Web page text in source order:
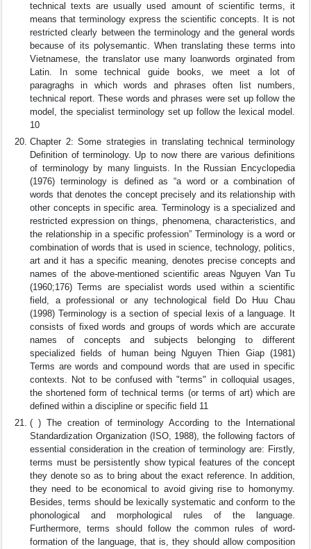
technical texts are usually used amount of scientific terms, it
means that terminology express the scientific concepts. It is not
restricted clearly between the terminology and the general words
because of its polysemantic. When translating these terms into
Vietnamese, the translator use many loanwords orginated from
Latin. In some technical guide books, we meet a lot of
paragraghs in which words and phrases often list numbers,
technical report. These words and phrases were set up follow the
model, the specialist terminology set up follow the lexical model.
10
Chapter 2: Some strategies in translating technical terminology
Definition of terminology. Up to now there are various definitions
of terminology by many linguists. In the Russian Encyclopedia
(1976) terminology is defined as “a word or a combination of
words that denotes the concept precisely and its relationship with
other concepts in specific area. Terminology is a specialized and
restricted expression on things, phenomena, characteristics, and
the relationship in a specific profession” Terminology is a word or
combination of words that is used in science, technology, politics,
art and it has a specific meaning, denotes precise concepts and
names of the above-mentioned scientific areas Nguyen Van Tu
(1960;176) Terms are specialist words used within a scientific
field, a professional or any technological field Do Huu Chau
(1998) Terminology is a section of special lexis of a language. It
consists of fixed words and groups of words which are accurate
names of concepts and subjects belonging to different
specialized fields of human being Nguyen Thien Giap (1981)
Terms are words and compound words that are used in specific
contexts. Not to be confused with "terms" in colloquial usages,
the shortened form of technical terms (or terms of art) which are
defined within a discipline or specific field 11
( ) The creation of terminology According to the International
Standardization Organization (ISO, 1988), the following factors of
essential consideration in the creation of terminology are: Firstly,
terms must be persistently show typical features of the concept
they denote so as to bring about the exact reference. In addition,
they need to be economical to avoid giving rise to homonymy.
Besides, terms should be lexically systematic and conform to the
phonological and morphological rules of the language.
Furthermore, terms should follow the common rules of word-
formation of the language, that is, they should allow composition